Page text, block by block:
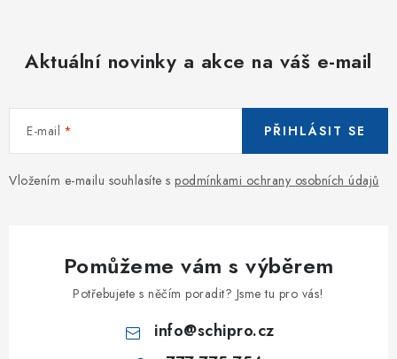
Aktuální novinky a akce na váš e-mail
E-mail
Vložením e-mailu souhlasíte s podmínkami ochrany osobních údajů
PŘIHLÁSIT SE
Pomůžeme vám s výběrem
Potřebujete s něčím poradit? Jsme tu pro vás!
info@schipro.cz